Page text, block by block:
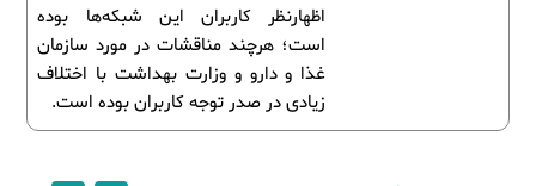
اظهارنظر کاربران این شبکه‌ها بوده
است؛ هرچند مناقشات در مورد سازمان
غذا و دارو و وزارت بهداشت با اختلاف
زیادی در صدر توجه کاربران بوده است.